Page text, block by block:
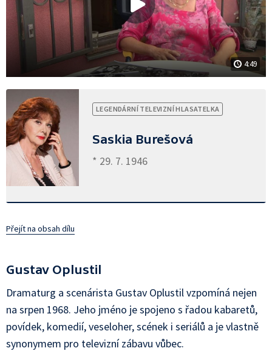
4:49
LEGENDÁRNÍ TELEVIZNÍ HLASATELKA
Saskia Burešová
* 29. 7. 1946
Přejít na obsah dílu
Gustav Oplustil
Dramaturg a scenárista Gustav Oplustil vzpomíná nejen
na srpen 1968. Jeho jméno je spojeno s řadou kabaretů,
povídek, komedií, veseloher, scének i seriálů a je vlastně
synonymem pro televizní zábavu vůbec.